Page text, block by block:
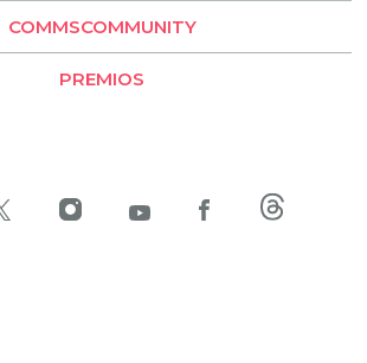
COMMSCOMMUNITY
PREMIOS